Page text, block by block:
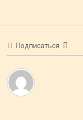
Подписаться